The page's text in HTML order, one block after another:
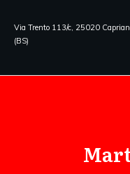
Via Trento 113/c, 25020
(BS)